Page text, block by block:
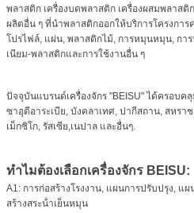
พลาสติก เครื่องบดพลาสติก เครื่องผสมพลาส
ผลิตอื่น ๆ ที่นําพลาสติกออกให้บริการโครงกา
โปรไฟล์, แผ่น, พลาสติกไม้, การหมุนหมุน, กา
เนียม-พลาสติกและการใช้งานอื่น ๆ
ปัจจุบันแบรนด์เครื่องจักร "BEISU" ได้ครอบค
ซาอุดีอาระเบีย, บังคลาเทศ, ปากีสถาน, สหร
เม็กซิโก, รัสเซีย,เนปาล และอื่นๆ.
ทําไมต้องเลือกเครื่องจักร BEISU:
A1: การก่อสร้างโรงงาน, แผนการปรับปรุง, แ
สร้างสระน้ําเย็นหมุน